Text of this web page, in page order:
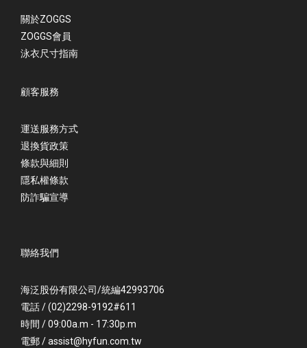
關於ZOGGS
ZOGGS會員
泳衣尺寸指南
顧客服務
運送服務方式
退換貨政策
條款與細則
隱私權條款
防詐騙宣導
聯絡我們
海泛股份有限公司/統編42993706
電話 / (02)2298-9192#611
時間 / 09:00a.m - 17:30p.m
電郵 / assist@hyfun.com.tw